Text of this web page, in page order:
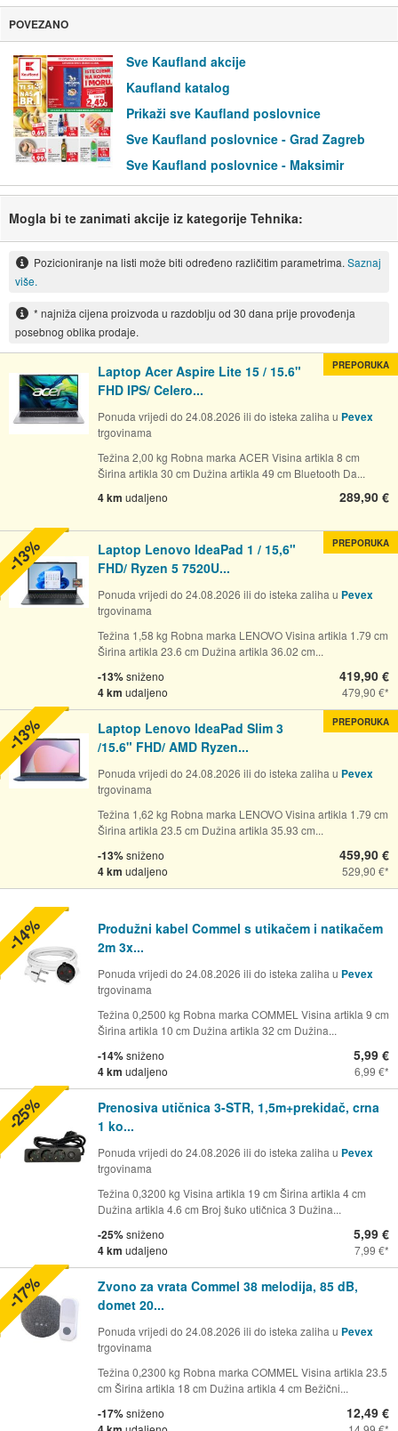
POVEZANO
Sve Kaufland akcije
Kaufland katalog
Prikaži sve Kaufland poslovnice
Sve Kaufland poslovnice - Grad Zagreb
Sve Kaufland poslovnice - Maksimir
Mogla bi te zanimati akcije iz kategorije Tehnika:
Pozicioniranje na listi može biti određeno različitim parametrima. Saznaj
više.
* najniža cijena proizvoda u razdoblju od 30 dana prije provođenja
posebnog oblika prodaje.
Laptop Acer Aspire Lite 15 / 15.6"
FHD IPS/ Celero...
Ponuda vrijedi do 24.08.2026 ili do isteka zaliha u Pevex
trgovinama
Težina 2,00 kg Robna marka ACER Visina artikla 8 cm
Širina artikla 30 cm Dužina artikla 49 cm Bluetooth Da...
4 km udaljeno 289,90 €
PREPORUKA
Laptop Lenovo IdeaPad 1 / 15,6"
FHD/ Ryzen 5 7520U...
Ponuda vrijedi do 24.08.2026 ili do isteka zaliha u Pevex
trgovinama
Težina 1,58 kg Robna marka LENOVO Visina artikla 1.79 cm
Širina artikla 23.6 cm Dužina artikla 36.02 cm...
-13%sniženo
4 km udaljeno
419,90 €
479,90 €
PREPORUKA
-13%
Laptop Lenovo IdeaPad Slim 3
/15.6" FHD/ AMD Ryzen...
Ponuda vrijedi do 24.08.2026 ili do isteka zaliha u Pevex
trgovinama
Težina 1,62 kg Robna marka LENOVO Visina artikla 1.79 cm
Širina artikla 23.5 cm Dužina artikla 35.93 cm...
-13%sniženo
4 km udaljeno
459,90 €
529,90 €
PREPORUKA
-13%
Produžni kabel Commel s utikačem i natikačem
2m 3x...
Ponuda vrijedi do 24.08.2026 ili do isteka zaliha u Pevex
trgovinama
Težina 0,2500 kg Robna marka COMMEL Visina artikla 9 cm
Širina artikla 10 cm Dužina artikla 32 cm Dužina...
-14%sniženo
4 km udaljeno
5,99 €
6,99 €
-14%
Prenosiva utičnica 3-STR, 1,5m+prekidač, crna
1 ko...
Ponuda vrijedi do 24.08.2026 ili do isteka zaliha u Pevex
trgovinama
Težina 0,3200 kg Visina artikla 19 cm Širina artikla 4 cm
Dužina artikla 4.6 cm Broj šuko utičnica 3 Dužina...
-25%sniženo
4 km udaljeno
5,99 €
7,99 €
-25%
Zvono za vrata Commel 38 melodija, 85 dB,
domet 20...
Ponuda vrijedi do 24.08.2026 ili do isteka zaliha u Pevex
trgovinama
Težina 0,2300 kg Robna marka COMMEL Visina artikla 23.5
cm Širina artikla 18 cm Dužina artikla 4 cm Bežični...
-17%sniženo 12,49 €
-17%